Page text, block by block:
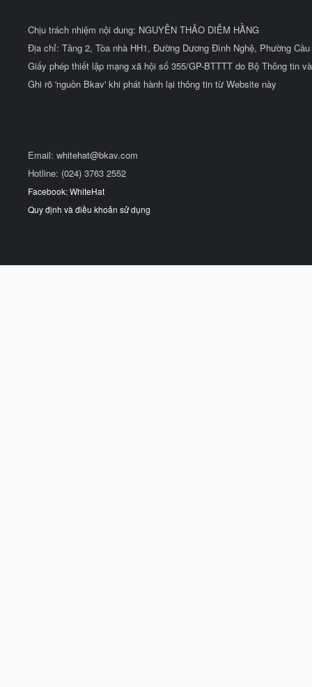
Chịu trách nhiệm nội dung: NGUYỄN THẢO DIỄM HẰNG
Địa chỉ: Tầng 2, Tòa nhà HH1, Đường Dương Đình Nghệ, Phường
Giấy phép thiết lập mạng xã hội số 355/GP-BTTTT do Bộ Thông tin
Ghi rõ 'nguồn Bkav' khi phát hành lại thông tin từ Website này
Email: whitehat@bkav.com
Hotline: (024) 3763 2552
Facebook: WhiteHat
Quy định và điều khoản sử dụng